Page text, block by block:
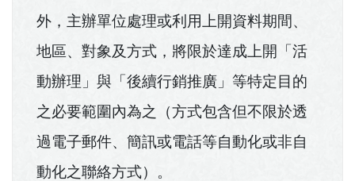
外，主辦單位處理或利用上開資料期間、
地區、對象及方式，將限於達成上開「活
動辦理」與「後續行銷推廣」等特定目的
之必要範圍內為之（方式包含但不限於透
過電子郵件、簡訊或電話等自動化或非自
動化之聯絡方式）。